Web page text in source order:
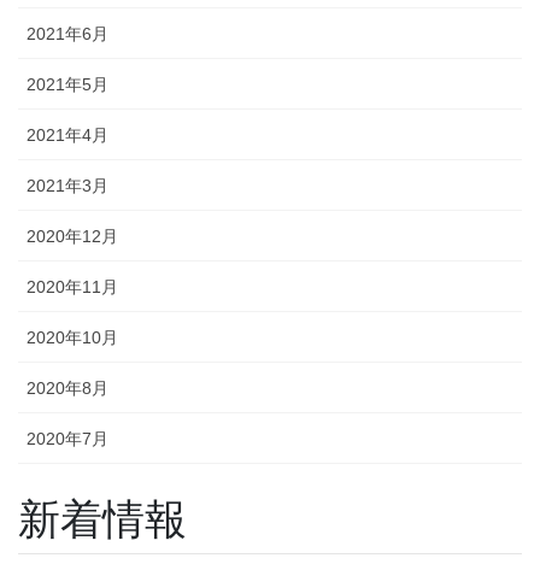
2021年6月
2021年5月
2021年4月
2021年3月
2020年12月
2020年11月
2020年10月
2020年8月
2020年7月
新着情報